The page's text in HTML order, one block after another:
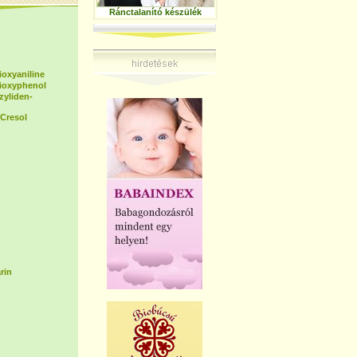
Ránctalanító készülék